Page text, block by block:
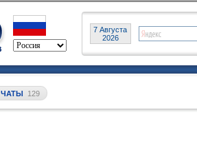
7 Августа
2026
ЧАТЫ 129